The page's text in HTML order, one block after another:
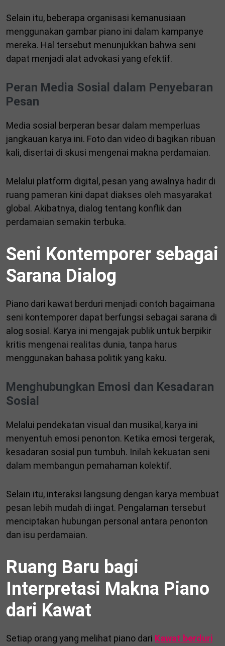
Selain itu, beberapa organisasi kemanusiaan
menggunakan gambar piano ini dalam kampanye
mereka. Hal tersebut menunjukkan bahwa seni
dapat menjadi alat advokasi yang efektif.
Peran Media Sosial dalam Penyebaran
Pesan
Media sosial berperan besar dalam memperluas
jangkauan karya ini. Foto dan video di bagikan ribuan
kali, disertai di skusi mengenai makna perdamaian.
Melalui platform digital, pesan yang awalnya hadir di
ruang pameran kini dapat diakses oleh masyarakat
global. Akibatnya, dialog tentang konflik dan
perdamaian semakin terbuka.
Seni Kontemporer sebagai
Sarana Dialog
Piano dari kawat berduri menjadi contoh bagaimana
seni kontemporer dapat berfungsi sebagai sarana di
alog sosial. Karya ini mengajak publik untuk berpikir
kritis mengenai realitas dunia, tanpa harus
menggunakan bahasa politik yang kaku.
Menghubungkan Emosi dan Kesadaran
Sosial
Melalui pendekatan visual dan musikal, karya ini
menyentuh emosi penonton. Ketika emosi tergerak,
kesadaran sosial pun tumbuh. Inilah kekuatan seni
dalam membangun pemahaman kolektif.
Selain itu, interaksi langsung dengan karya membuat
pesan lebih mudah di ingat. Pengalaman tersebut
menciptakan hubungan personal antara penonton
dan isu perdamaian.
Ruang Baru bagi
Interpretasi Makna Piano
dari Kawat
Setiap orang yang melihat piano dari Kawat berduri